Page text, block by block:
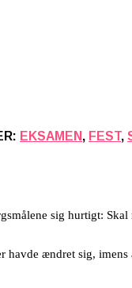
EKSAMEN , FEST,
sig hurtigt:
ændret sig,